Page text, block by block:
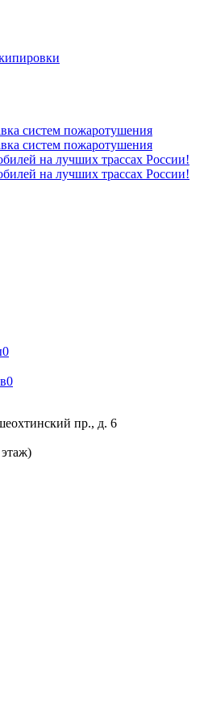
систем пожаротушения
систем пожаротушения
на лучших трассах России!
на лучших трассах России!
0
0
пр., д. 6